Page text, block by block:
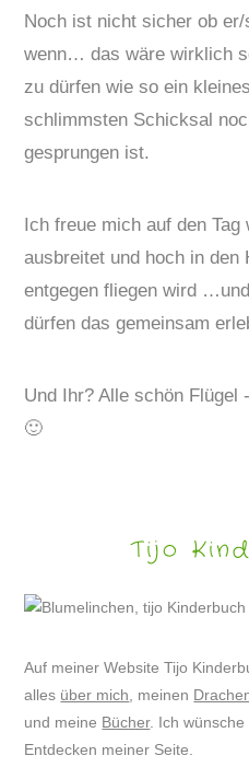
Noch ist nicht sicher ob
wenn… das wäre wirklich
zu dürfen wie so ein
schlimmsten Schicksal
gesprungen ist.
Ich freue mich auf den Tag
ausbreitet und hoch in den
entgegen fliegen wird
dürfen das gemeinsam
Und Ihr? Alle schön
🙂
Tijo
Auf meiner Website Tijo
alles über mich, meinen
und meine Bücher. Ich
Entdecken meiner Seite.